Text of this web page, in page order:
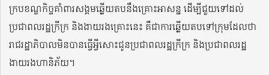
ក្របខណ្ឌកិច្ចគាំពារសង្គមឆ្លើយតបនឹងគ្រោះអាសន្ន ដើម្បីជួយទៅដល់
ប្រជាពលរដ្ឋក្រីក្រ និងងាយរងគ្រោះនេះ គឺជាការឆ្លើយតបទៅក្រុមដែលថា
រាជរដ្ឋាភិបាលមិនបានធ្វើអ្វីសោះជូនប្រជាពលរដ្ឋក្រីក្រ និងប្រជាពលរដ្ឋ
ងាយរងហានិភ័យ។